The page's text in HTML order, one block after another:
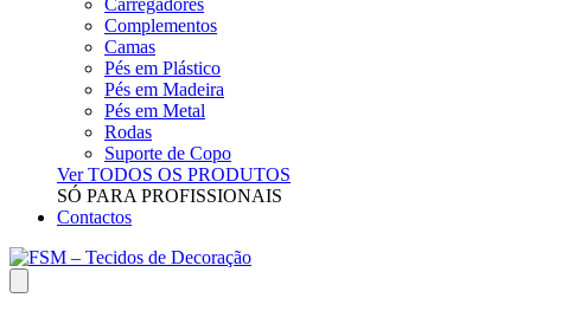
Carregadores
Complementos
Camas
Pés em Plástico
Pés em Madeira
Pés em Metal
Rodas
Suporte de Copo
Ver TODOS OS PRODUTOS
SÓ PARA PROFISSIONAIS
Contactos